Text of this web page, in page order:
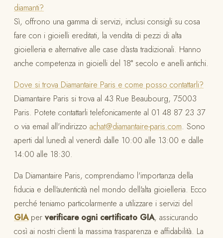
diamanti?
Sì, offrono una gamma di servizi, inclusi consigli su cosa
fare con i gioielli ereditati, la vendita di pezzi di alta
gioielleria e alternative alle case d'asta tradizionali. Hanno
anche competenza in gioielli del 18° secolo e anelli antichi.
Dove si trova Diamantaire Paris e come posso contattarli?
Diamantaire Paris si trova al 43 Rue Beaubourg, 75003
Paris. Potete contattarli telefonicamente al 01 48 87 23 37
o via email all'indirizzo achat@diamantaire-paris.com. Sono
aperti dal lunedì al venerdì dalle 10:00 alle 13:00 e dalle
14:00 alle 18:30.
Da Diamantaire Paris, comprendiamo l'importanza della
fiducia e dell'autenticità nel mondo dell'alta gioielleria. Ecco
perché teniamo particolarmente a utilizzare i servizi del
GIAper verificare ogni certificato GIA, assicurando
così ai nostri clienti la massima trasparenza e affidabilità. La